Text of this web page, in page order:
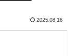
2025.08.16